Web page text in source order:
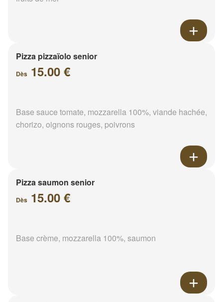
Pizza pizzaïolo senior
Dès 15.00 €
Base sauce tomate, mozzarella 100%, viande hachée,
chorizo, oignons rouges, poivrons
Pizza saumon senior
Dès 15.00 €
Base crème, mozzarella 100%, saumon